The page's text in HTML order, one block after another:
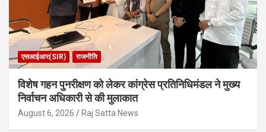
एसआईआर(SIR) राजनीति
विशेष गहन पुनरीक्षण को लेकर कांग्रेस प्रतिनिधिमंडल ने मुख्य
निर्वाचन अधिकारी से की मुलाकात
August 6, 2026 Raj Satta News